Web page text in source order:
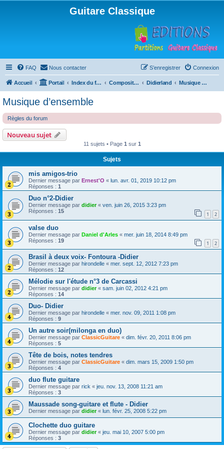
Guitare Classique
FAQ Nous contacter Connexion
S’enregistrer
Accueil Portail Index du forum Compositions Didierland Musique d’ensemble
Musique d’ensemble
Règles du forum
Nouveau sujet
11 sujets • Page 1 sur 1
Sujets
mis amigos-trio
Dernier message par Ernest'O « lun. avr. 01, 2019 10:12 pm
Réponses : 1
Duo n°2-Didier
Dernier message par didier« ven. juin 26, 2015 3:23 pm
Réponses : 15 1 2
valse duo
Dernier message par Daniel d'Arles « mer. juin 18, 2014 8:49 pm
Réponses : 19 1 2
Brasil à deux voix- Fontoura -Didier
Dernier message par hirondelle « mer. sept. 12, 2012 7:23 pm
Réponses : 12
Mélodie sur l'étude n°3 de Carcassi
Dernier message par didier« sam. juin 02, 2012 4:21 pm
Réponses : 14
Duo- Didier
Dernier message par hirondelle « mer. nov. 09, 2011 1:08 pm
Réponses : 9
Un autre soir(milonga en duo)
Dernier message par ClassicGuitare « dim. févr. 20, 2011 8:06 pm
Réponses : 5
Tête de bois, notes tendres
Dernier message par ClassicGuitare « dim. mars 15, 2009 1:50 pm
Réponses : 4
duo flute guitare
Dernier message par rick « jeu. nov. 13, 2008 11:21 am
Réponses : 3
Maussade song-guitare et flute - Didier
Dernier message par didier« lun. févr. 25, 2008 5:22 pm
Clochette duo guitare
Dernier message par didier« jeu. mai 10, 2007 5:00 pm
Réponses : 3